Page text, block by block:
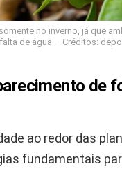
no inverno, já que
falta de água – Créditos:
de
ao redor das
fundamentais